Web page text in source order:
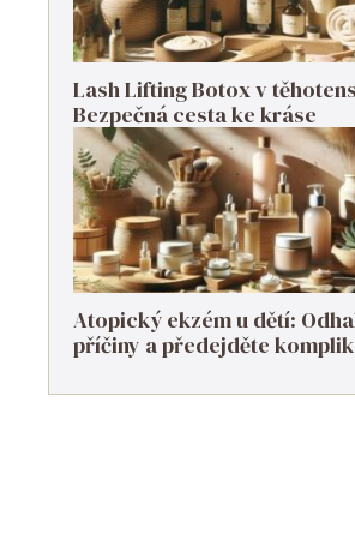
Lash Lifting Botox v
Bezpečná cesta ke kráse
Atopický ekzém u dětí:
příčiny a předejděte